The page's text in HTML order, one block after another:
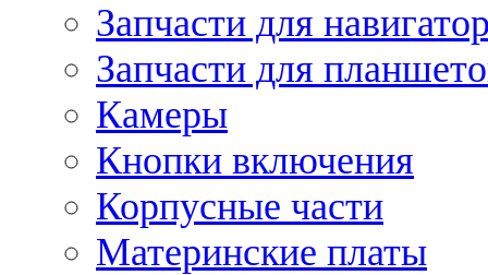
Запчасти для
Запчасти для
Камеры
Кнопки включения
Корпусные части
Материнские платы